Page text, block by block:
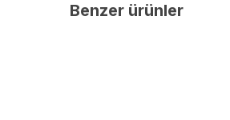
Benzer ürünler